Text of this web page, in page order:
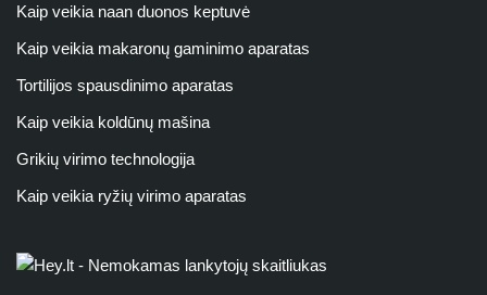
Kaip veikia naan duonos keptuvė
Kaip veikia makaronų gaminimo aparatas
Tortilijos spausdinimo aparatas
Kaip veikia koldūnų mašina
Grikių virimo technologija
Kaip veikia ryžių virimo aparatas